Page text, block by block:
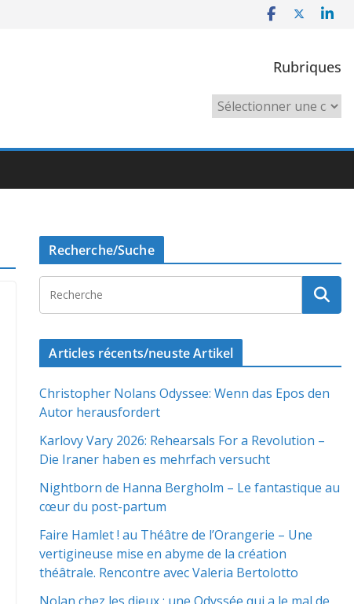
Rubriques
Rubriques
Recherche/Suche
Articles récents/neuste Artikel
Christopher Nolans Odyssee: Wenn das Epos den
Autor herausfordert
Karlovy Vary 2026: Rehearsals For a Revolution –
Die Iraner haben es mehrfach versucht
Nightborn de Hanna Bergholm – Le fantastique au
cœur du post-partum
Faire Hamlet ! au Théâtre de l’Orangerie – Une
vertigineuse mise en abyme de la création
théâtrale. Rencontre avec Valeria Bertolotto